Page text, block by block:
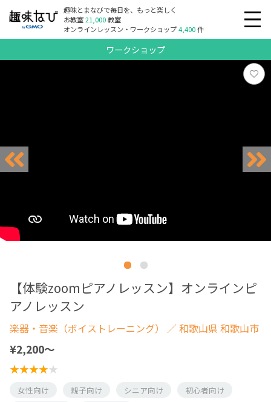
趣味とまなびで毎日を、もっと楽しく
お教室21,000教室
オンラインレッスン・ワークショップ4,400件
ワークショップ
【体験zoomピアノレッスン】オンラインピ
アノレッスン
楽器・音楽（ボイストレーニング） ／ 和歌山県 和歌山市
¥2,200〜
女性向け 親子向け シニア向け
初心者向け